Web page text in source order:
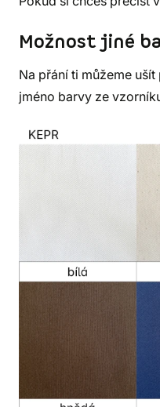
Možnost jiné
Na přání ti můžeme
jméno barvy ze